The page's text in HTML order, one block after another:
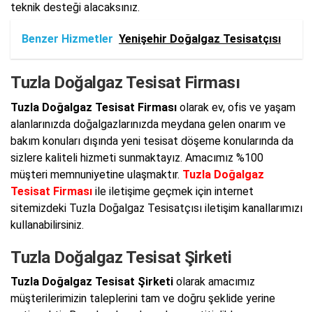
teknik desteği alacaksınız.
Benzer Hizmetler Yenişehir Doğalgaz Tesisatçısı
Tuzla Doğalgaz Tesisat Firması
Tuzla Doğalgaz Tesisat Firması olarak ev, ofis ve yaşam
alanlarınızda doğalgazlarınızda meydana gelen onarım ve
bakım konuları dışında yeni tesisat döşeme konularında da
sizlere kaliteli hizmeti sunmaktayız. Amacımız %100
müşteri memnuniyetine ulaşmaktır. Tuzla Doğalgaz
Tesisat Firması ile iletişime geçmek için internet
sitemizdeki Tuzla Doğalgaz Tesisatçısı iletişim kanallarımızı
kullanabilirsiniz.
Tuzla Doğalgaz Tesisat Şirketi
Tuzla Doğalgaz Tesisat Şirketi olarak amacımız
müşterilerimizin taleplerini tam ve doğru şeklide yerine